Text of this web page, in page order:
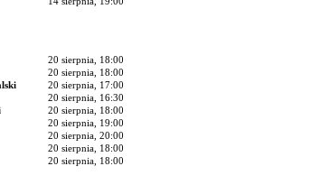
20 sierpnia, 18:00
20 sierpnia, 18:00
20 sierpnia, 17:00
20 sierpnia, 16:30
20 sierpnia, 18:00
20 sierpnia, 19:00
20 sierpnia, 20:00
20 sierpnia, 18:00
20 sierpnia, 18:00